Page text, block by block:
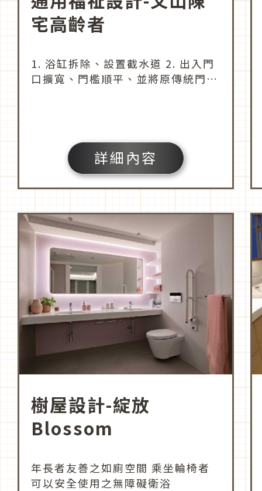
宅高齡者
1. 浴缸拆除、設置截水道 2. 出入門
口擴寬、門檻順平、並將原傳統門更
詳細內容
樹屋設計-綻放
Blossom
年長者友善之如廁空間 乘坐輪椅者
可以安全使用之無障礙衛浴